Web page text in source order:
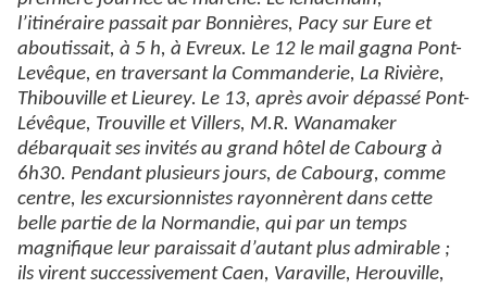
l’itinéraire passait par Bonnières, Pacy sur Eure et
aboutissait, à 5 h, à Evreux. Le 12 le mail gagna Pont-
Levêque, en traversant la Commanderie, La Rivière,
Thibouville et Lieurey. Le 13, après avoir dépassé Pont-
Lévêque, Trouville et Villers, M.R. Wanamaker
débarquait ses invités au grand hôtel de Cabourg à
6h30. Pendant plusieurs jours, de Cabourg, comme
centre, les excursionnistes rayonnèrent dans cette
belle partie de la Normandie, qui par un temps
magnifique leur paraissait d’autant plus admirable ;
ils virent successivement Caen, Varaville, Herouville,